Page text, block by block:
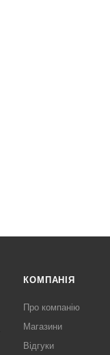
КОМПАНІЯ
Про компанію
Магазини
Відгуки